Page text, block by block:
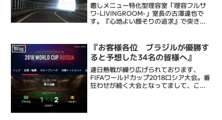
癒しメニュー特化型理容室「理容フルサ
ワ-LIVINGROOM-」室長の古澤達也で
す。『心地よい顔そりの追求』で突き抜
なたにひとときの心地よい癒しと眠りを
もたらし、...
Blog
『お客様各位 ブラジルが優勝す
ると予想した34名の皆様へ』
連日熱戦が繰り広げられております、
FIFAワールドカップ2018ロシア大会。番
狂わせが続く大会となってまして、ここ